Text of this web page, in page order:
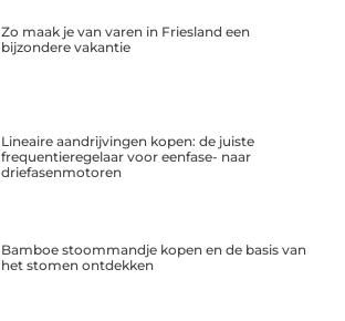
Zo maak je van varen in Friesland een
bijzondere vakantie
Lineaire aandrijvingen kopen: de juiste
frequentieregelaar voor eenfase- naar
driefasenmotoren
Bamboe stoommandje kopen en de basis van
het stomen ontdekken